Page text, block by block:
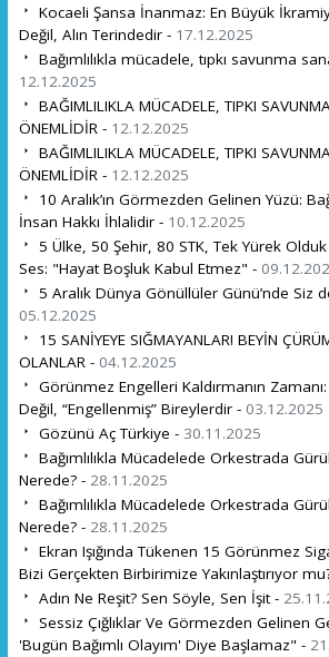
Kocaeli Şansa İnanmaz: En Büyük
Değil, Alın Terindedir - 17.12.2025
Bağımlılıkla mücadele, tıpkı savunma
12.12.2025
BAĞIMLILIKLA MÜCADELE, TIPKI
ÖNEMLİDİR - 12.12.2025
BAĞIMLILIKLA MÜCADELE, TIPKI
ÖNEMLİDİR - 12.12.2025
10 Aralık’ın Görmezden Gelinen Yüzü:
İnsan Hakkı İhlalidir - 10.12.2025
5 Ülke, 50 Şehir, 80 STK, Tek Yürek
Ses: "Hayat Boşluk Kabul Etmez" -
5 Aralık Dünya Gönüllüler Günü’nde Siz
05.12.2025
15 SANİYEYE SIĞMAYANLAR! BEYİN
OLANLAR - 04.12.2025
Görünmez Engelleri Kaldırmanın Zamanı:
Değil, “Engellenmiş” Bireylerdir - 03.12.2025
Gözünü Aç Türkiye - 30.11.2025
Bağımlılıkla Mücadelede Orkestrada
Nerede? - 28.11.2025
Bağımlılıkla Mücadelede Orkestrada
Nerede? - 28.11.2025
Ekran Işığında Tükenen 15 Görünmez
Bizi Gerçekten Birbirimize Yakınlaştırıyor
Adın Ne Reşit? Sen Söyle, Sen İşit -
Sessiz Çığlıklar Ve Görmezden Gelinen
'Bugün Bağımlı Olayım' Diye Başlamaz" -